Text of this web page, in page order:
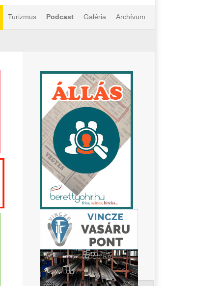
Turizmus Podcast Galéria Archívum